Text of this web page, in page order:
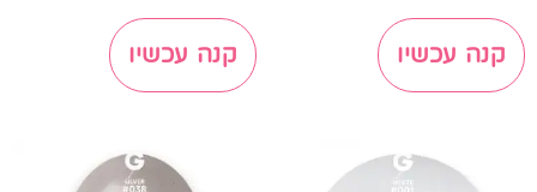
קנה עכשיו קנה עכשיו